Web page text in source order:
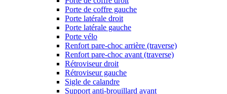
Porte de coffre gauche
Porte latérale droit
Porte latérale gauche
Porte vélo
Renfort pare-choc arrière (traverse)
Renfort pare-choc avant (traverse)
Rétroviseur droit
Rétroviseur gauche
Sigle de calandre
Support anti-brouillard avant